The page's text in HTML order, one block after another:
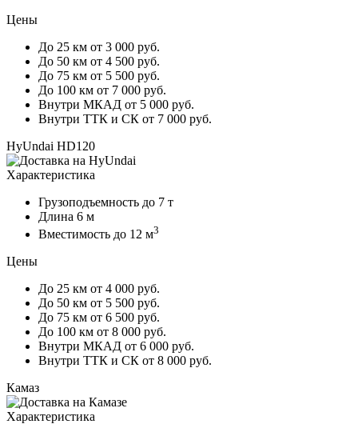
Цены
До 25 км от 3 000 руб.
До 50 км от 4 500 руб.
До 75 км от 5 500 руб.
До 100 км от 7 000 руб.
Внутри МКАД от 5 000 руб.
Внутри ТТК и СК от 7 000 руб.
HyUndai HD120
Характеристика
Грузоподъемность до 7 т
Длина 6 м
Вместимость до 12 м3
Цены
До 25 км от 4 000 руб.
До 50 км от 5 500 руб.
До 75 км от 6 500 руб.
До 100 км от 8 000 руб.
Внутри МКАД от 6 000 руб.
Внутри ТТК и СК от 8 000 руб.
Камаз
Характеристика